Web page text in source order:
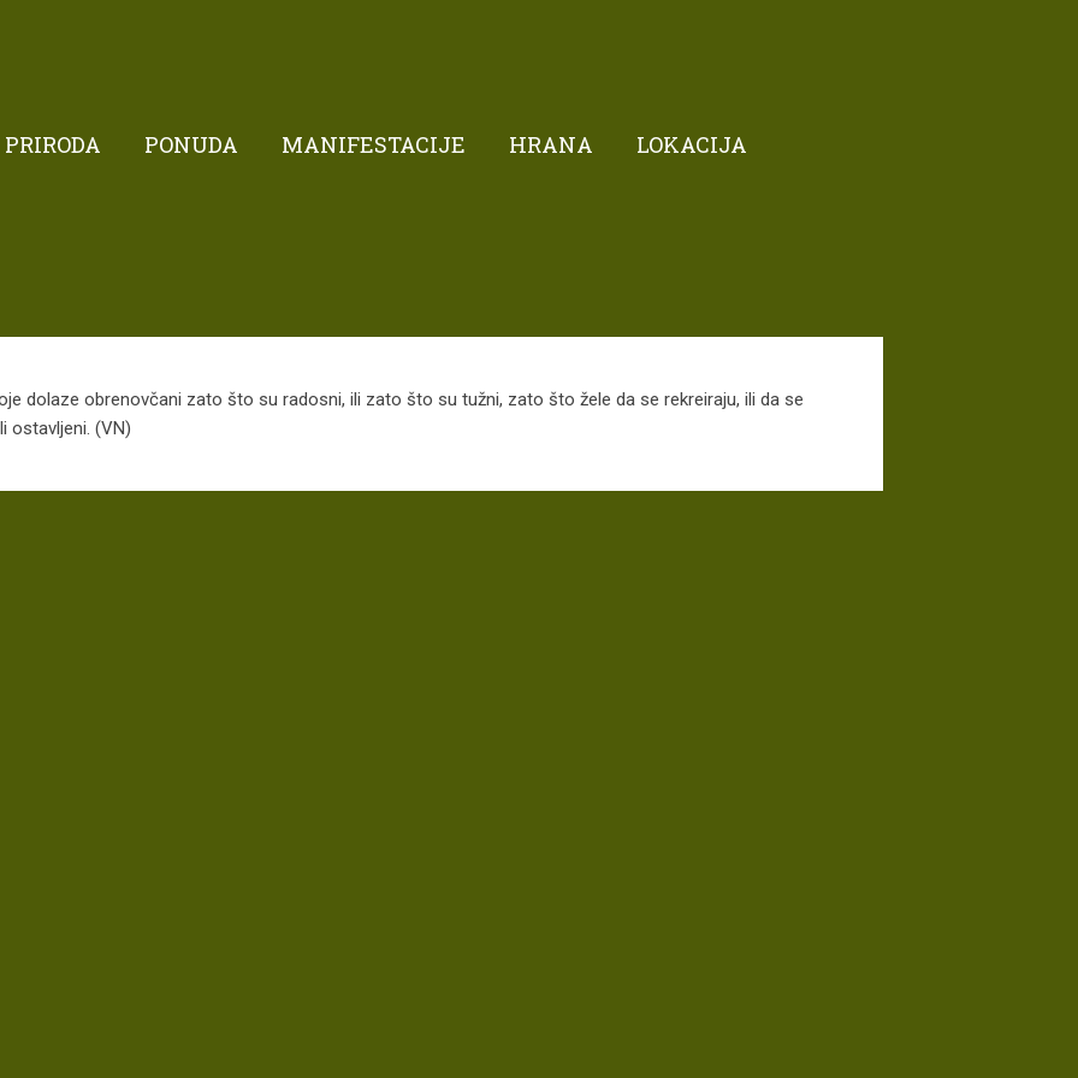
PRIRODA PONUDA MANIFESTACIJE HRANA LOKACIJA
dolaze obrenovčani zato što su radosni, ili zato što su tužni, zato što žele da se rekreiraju, ili da se
ostavljeni. (VN)